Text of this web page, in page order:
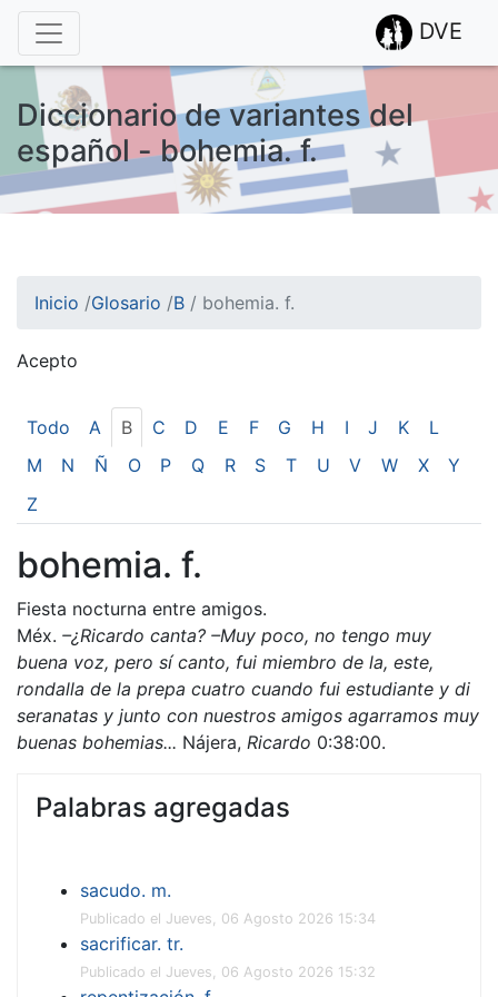
DVE
Diccionario de variantes del
español - bohemia. f.
Inicio /Glosario /B / bohemia. f.
Acepto
Esto nos ayuda a recolectar estadísticas de las visitas.
Todo A B C D E F G H I J K
L
M
N Ñ O P Q R S T U V W X
Y
Z
bohemia. f.
Fiesta nocturna entre amigos.
Méx. –¿Ricardo canta? –Muy poco, no tengo muy
buena voz, pero sí canto, fui miembro de la, este,
rondalla de la prepa cuatro cuando fui estudiante y di
seranatas y junto con nuestros amigos agarramos muy
buenas bohemias... Nájera, Ricardo 0:38:00.
Palabras agregadas
sacudo. m.
Publicado el Jueves, 06 Agosto 2026 15:34
sacrificar. tr.
Publicado el Jueves, 06 Agosto 2026 15:32